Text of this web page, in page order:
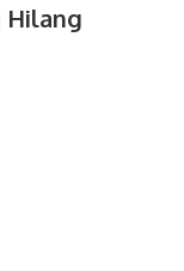
Hilang